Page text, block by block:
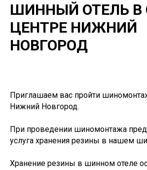
ШИННЫЙ ОТЕЛЬ В
ЦЕНТРЕ НИЖНИЙ
НОВГОРОД
Приглашаем вас пройти
Нижний Новгород.
При проведении шиномонтажа
услуга хранения резины в нашем
Хранение резины в шинном отеле